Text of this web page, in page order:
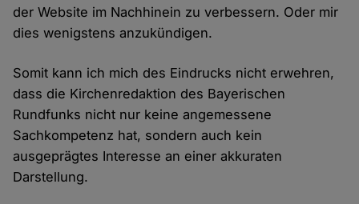
der Website im Nachhinein zu verbessern. Oder mir
dies wenigstens anzukündigen.
Somit kann ich mich des Eindrucks nicht erwehren,
dass die Kirchenredaktion des Bayerischen
Rundfunks nicht nur keine angemessene
Sachkompetenz hat, sondern auch kein
ausgeprägtes Interesse an einer akkuraten
Darstellung.